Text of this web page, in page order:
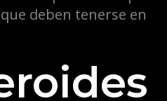
deben tenerse en